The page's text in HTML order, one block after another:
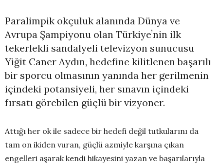
Paralimpik okçuluk alanında Dünya ve
Avrupa Şampiyonu olan Türkiyeʼnin ilk
tekerlekli sandalyeli televizyon sunucusu
Yiğit Caner Aydın, hedefine kilitlenen başarılı
bir sporcu olmasının yanında her gerilmenin
içindeki potansiyeli, her sınavın içindeki
fırsatı görebilen güçlü bir vizyoner.
Attığı her ok ile sadece bir hedefi değil tutkularını da
tam on ikiden vuran, güçlü azmiyle karşına çıkan
engelleri aşarak kendi hikayesini yazan ve başarılarıyla